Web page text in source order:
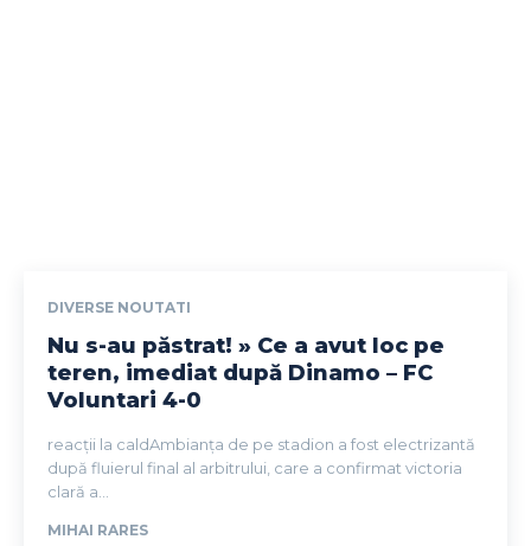
DIVERSE NOUTATI
Nu s-au păstrat! » Ce a avut loc pe
teren, imediat după Dinamo – FC
Voluntari 4-0
reacții la caldAmbianța de pe stadion a fost electrizantă
după fluierul final al arbitrului, care a confirmat victoria
clară a...
MIHAI RARES